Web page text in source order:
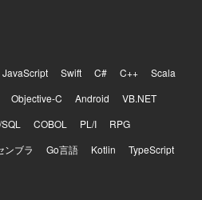
JavaScript Swift C# C++
Scala
Objective-C Android
VB.NET
COBOL PL/I
RPG
ンブラ Go言語 Kotlin
TypeScript